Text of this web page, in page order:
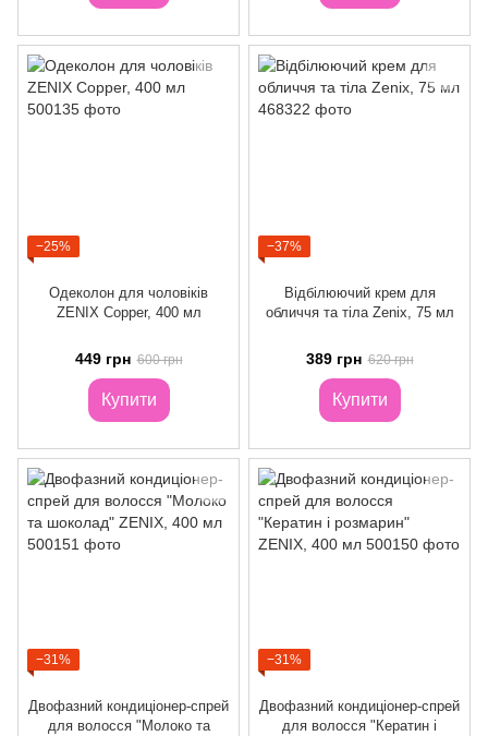
−25%
Одеколон для чоловіків
ZENIX Copper, 400 мл
449 грн 600 грн
Купити
−37%
Відбілюючий крем для
обличчя та тіла Zenix, 75 мл
389 грн 620 грн
Купити
−31%
Двофазний кондиціонер-спрей
для волосся "Молоко та
−31%
Двофазний кондиціонер-спрей
для волосся "Кератин і